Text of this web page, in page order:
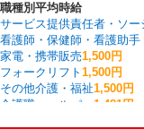
職種別平均時給
サービス提供責任者・ソー
看護師・保健師・看護助手
家電・携帯販売1,500円
フォークリフト 1,500円
その他介護・福祉1,500円
介護職・ヘルパー 1,481円